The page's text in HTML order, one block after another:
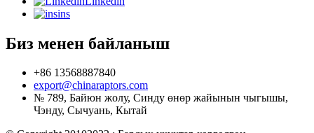
ins
Биз менен байланыш
+86 13568887840
export@chinaraptors.com
№ 789, Байюн жолу, Синду өнөр жайынын чыгышы,
Чэнду, Сычуань, Кытай